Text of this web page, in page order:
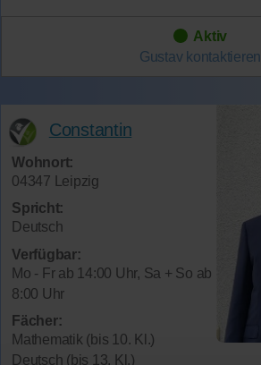
Aktiv
Gustav kontaktieren
Constantin
Wohnort:
04347 Leipzig
Spricht:
Deutsch
Verfügbar:
Mo - Fr ab 14:00 Uhr, Sa + So ab
8:00 Uhr
Fächer:
Mathematik (bis 10. Kl.)
Deutsch (bis 13. Kl.)